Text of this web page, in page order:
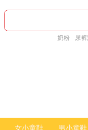
奶粉 尿裤
女小童鞋 男小童鞋